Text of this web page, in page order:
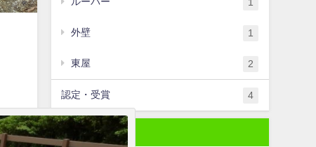
1
外壁 1
東屋 2
認定・受賞 4
最近の投稿